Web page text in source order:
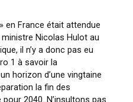
en France était attendue
ministre Nicolas Hulot au
il n’y a donc pas eu
1 à savoir la
horizon d’une vingtaine
la fin des